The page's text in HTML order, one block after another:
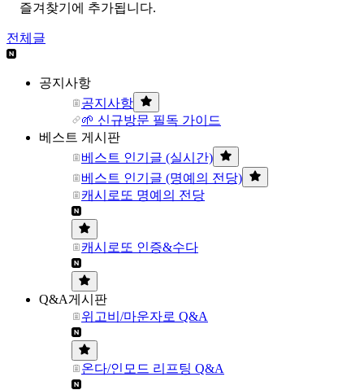
즐겨찾기에 추가됩니다.
전체글
공지사항
공지사항
🌱 신규방문 필독 가이드
베스트 게시판
베스트 인기글 (실시간)
베스트 인기글 (명예의 전당)
캐시로또 명예의 전당
캐시로또 인증&수다
Q&A게시판
위고비/마운자로 Q&A
온다/인모드 리프팅 Q&A